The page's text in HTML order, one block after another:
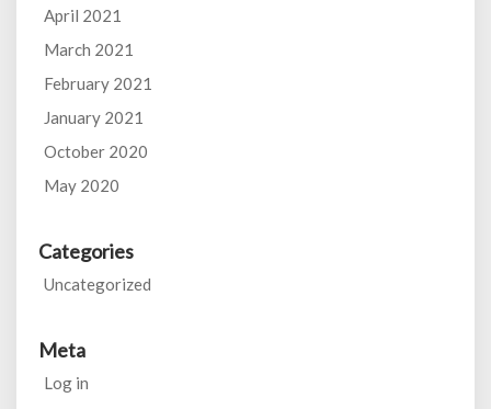
April 2021
March 2021
February 2021
January 2021
October 2020
May 2020
Categories
Uncategorized
Meta
Log in